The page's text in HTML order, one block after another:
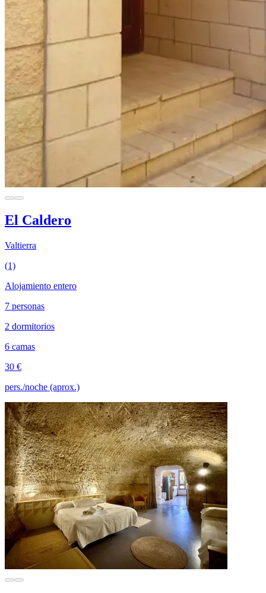
El Caldero
Valtierra
(1)
Alojamiento entero
7 personas
2 dormitorios
6 camas
30 €
pers./noche (aprox.)